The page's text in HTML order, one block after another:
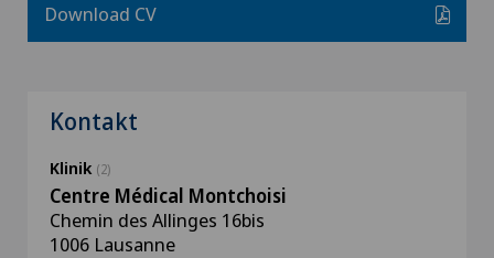
Download CV
Kontakt
Klinik (2)
Centre Médical Montchoisi
Chemin des Allinges 16bis
1006 Lausanne